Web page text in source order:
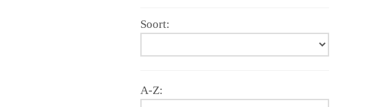
Soort:
A-Z: